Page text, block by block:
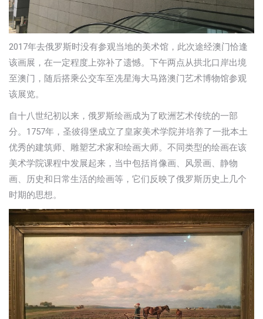
2017年去俄罗斯时没有参观当地的美术馆，此次途经澳门恰逢
该画展，在一定程度上弥补了遗憾。下午两点从拱北口岸出境
至澳门，随后搭乘公交车至冼星海大马路澳门艺术博物馆参观
该展览。
自十八世纪初以来，俄罗斯绘画成为了欧洲艺术传统的一部
分。1757年，圣彼得堡成立了皇家美术学院并培养了一批本土
优秀的建筑师、雕塑艺术家和绘画大师。不同类型的绘画在该
美术学院课程中发展起来，当中包括肖像画、风景画、静物
画、历史和日常生活的绘画等，它们反映了俄罗斯历史上几个
时期的思想。